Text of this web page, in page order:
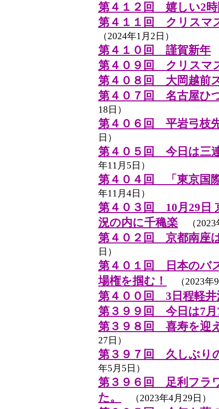
第４１２回 嬉しい2時
第４１１回 クリスマ
（2024年1月2日）
第４１０回 謹賀新年
第４０９回 クリスマ
第４０８回 大岡越前
第４０７回 名古屋ひ
18日）
第４０６回 平岩弓枝
日）
第４０５回 今日は三
年11月5日）
第４０４回 「東京国
年11月4日）
第４０３回 10月29日
況の内に千穐楽 （2023
第４０２回 京都南座
日）
第４０１回 日本のバ
場権を掴む！
（2023年
第４００回 3日程軽
第３９９回 今日は7
第３９８回 喜寿を迎
27日）
第３９７回 久しぶり
年5月5日）
第３９６回 足利フラ
た。
（2023年4月29日）